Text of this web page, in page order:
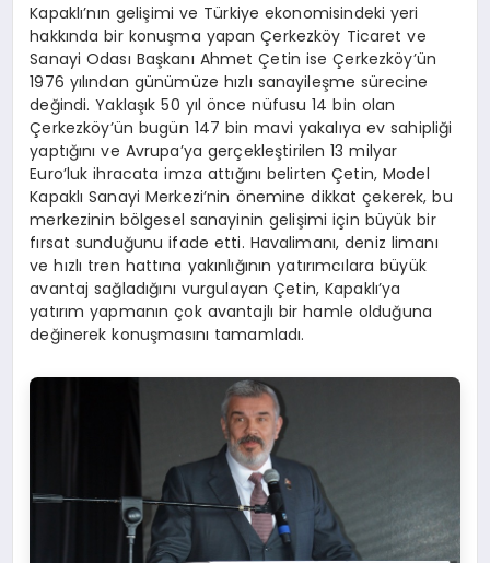
Kapaklı’nın gelişimi ve Türkiye ekonomisindeki yeri
hakkında bir konuşma yapan Çerkezköy Ticaret ve
Sanayi Odası Başkanı Ahmet Çetin ise Çerkezköy’ün
1976 yılından günümüze hızlı sanayileşme sürecine
değindi. Yaklaşık 50 yıl önce nüfusu 14 bin olan
Çerkezköy’ün bugün 147 bin mavi yakalıya ev sahipliği
yaptığını ve Avrupa’ya gerçekleştirilen 13 milyar
Euro’luk ihracata imza attığını belirten Çetin, Model
Kapaklı Sanayi Merkezi’nin önemine dikkat çekerek, bu
merkezinin bölgesel sanayinin gelişimi için büyük bir
fırsat sunduğunu ifade etti. Havalimanı, deniz limanı
ve hızlı tren hattına yakınlığının yatırımcılara büyük
avantaj sağladığını vurgulayan Çetin, Kapaklı’ya
yatırım yapmanın çok avantajlı bir hamle olduğuna
değinerek konuşmasını tamamladı.